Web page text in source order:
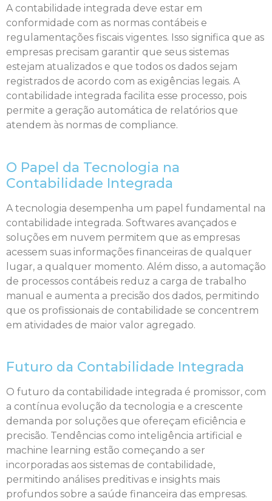
A contabilidade integrada deve estar em
conformidade com as normas contábeis e
regulamentações fiscais vigentes. Isso significa que as
empresas precisam garantir que seus sistemas
estejam atualizados e que todos os dados sejam
registrados de acordo com as exigências legais. A
contabilidade integrada facilita esse processo, pois
permite a geração automática de relatórios que
atendem às normas de compliance.
O Papel da Tecnologia na
Contabilidade Integrada
A tecnologia desempenha um papel fundamental na
contabilidade integrada. Softwares avançados e
soluções em nuvem permitem que as empresas
acessem suas informações financeiras de qualquer
lugar, a qualquer momento. Além disso, a automação
de processos contábeis reduz a carga de trabalho
manual e aumenta a precisão dos dados, permitindo
que os profissionais de contabilidade se concentrem
em atividades de maior valor agregado.
Futuro da Contabilidade Integrada
O futuro da contabilidade integrada é promissor, com
a contínua evolução da tecnologia e a crescente
demanda por soluções que ofereçam eficiência e
precisão. Tendências como inteligência artificial e
machine learning estão começando a ser
incorporadas aos sistemas de contabilidade,
permitindo análises preditivas e insights mais
profundos sobre a saúde financeira das empresas.